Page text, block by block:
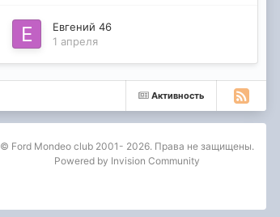
Евгений 46
1 апреля
Активность
© Ford Mondeo club 2001- 2026. Права не защищены.
Powered by Invision Community